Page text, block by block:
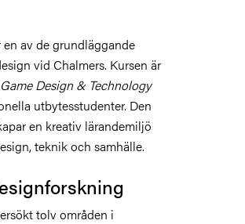
av de grundläggande
vid Chalmers. Kursen är
Game Design & Technology
utbytesstudenter. Den
en kreativ lärandemiljö
teknik och samhälle.
tolv områden i